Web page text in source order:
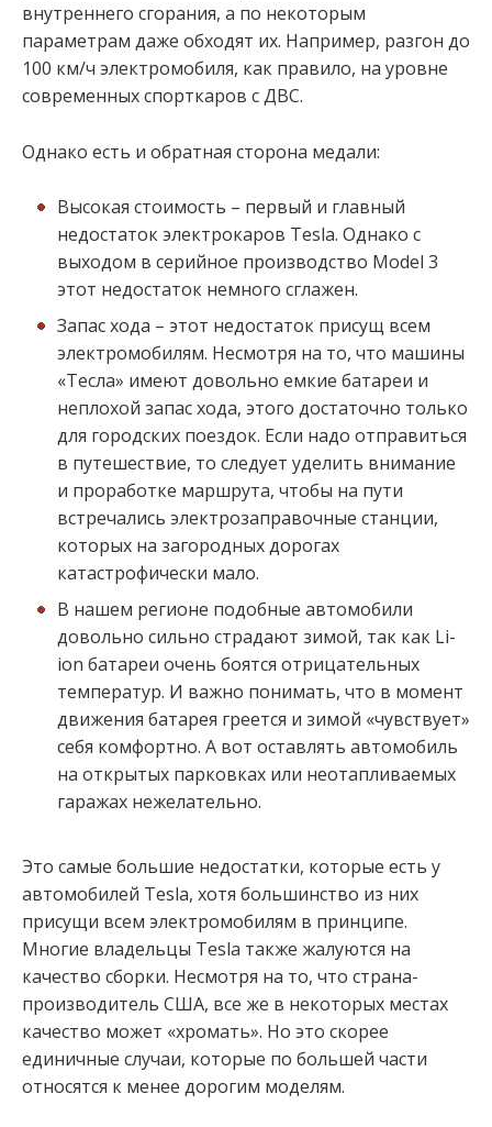
внутреннего сгорания, а по некоторым
параметрам даже обходят их. Например, разгон до
100 км/ч электромобиля, как правило, на уровне
современных спорткаров с ДВС.
Однако есть и обратная сторона медали:
Высокая стоимость – первый и главный
недостаток электрокаров Tesla. Однако с
выходом в серийное производство Model 3
этот недостаток немного сглажен.
Запас хода – этот недостаток присущ всем
электромобилям. Несмотря на то, что машины
«Тесла» имеют довольно емкие батареи и
неплохой запас хода, этого достаточно только
для городских поездок. Если надо отправиться
в путешествие, то следует уделить внимание
и проработке маршрута, чтобы на пути
встречались электрозаправочные станции,
которых на загородных дорогах
катастрофически мало.
В нашем регионе подобные автомобили
довольно сильно страдают зимой, так как Li-
ion батареи очень боятся отрицательных
температур. И важно понимать, что в момент
движения батарея греется и зимой «чувствует»
себя комфортно. А вот оставлять автомобиль
на открытых парковках или неотапливаемых
гаражах нежелательно.
Это самые большие недостатки, которые есть у
автомобилей Tesla, хотя большинство из них
присущи всем электромобилям в принципе.
Многие владельцы Tesla также жалуются на
качество сборки. Несмотря на то, что страна-
производитель США, все же в некоторых местах
качество может «хромать». Но это скорее
единичные случаи, которые по большей части
относятся к менее дорогим моделям.